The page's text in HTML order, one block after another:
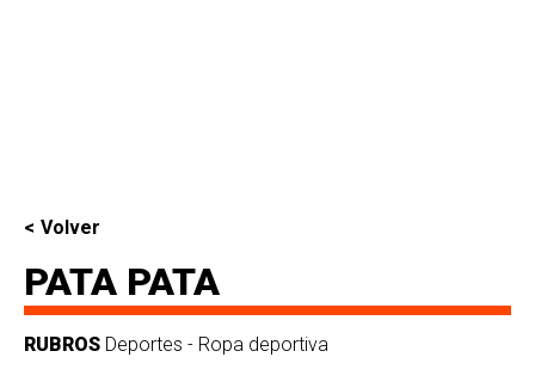
Volver
PATA PATA
RUBROS Deportes - Ropa deportiva